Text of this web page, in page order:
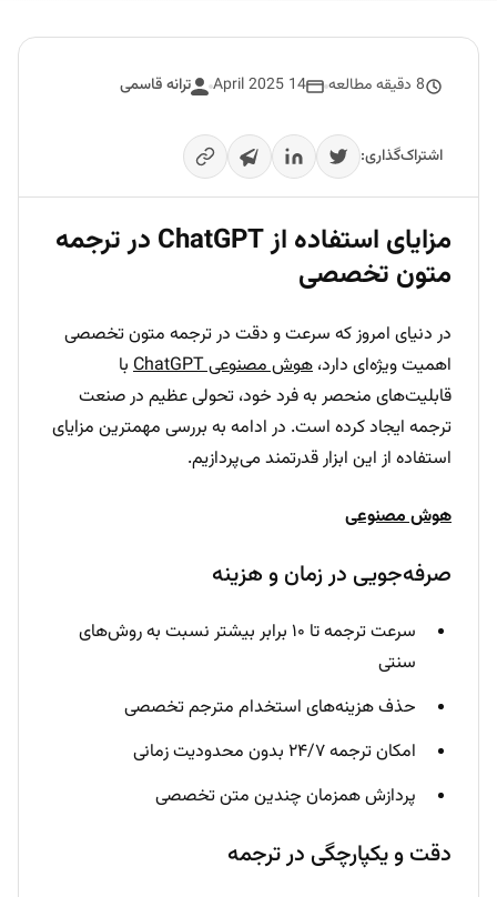
8 دقیقه مطالعه 14 April 2025 ترانه قاسمی
اشتراک‌گذاری:
مزایای استفاده از ChatGPT در ترجمه
متون تخصصی
در دنیای امروز که سرعت و دقت در ترجمه متون تخصصی
اهمیت ویژه‌ای دارد، هوش مصنوعی ChatGPT
با
قابلیت‌های منحصر به فرد خود، تحولی عظیم در صنعت
ترجمه ایجاد کرده است. در ادامه به بررسی مهمترین مزایای
استفاده از این ابزار قدرتمند می‌پردازیم.
هوش مصنوعی
صرفه‌جویی در زمان و هزینه
سرعت ترجمه تا ۱۰ برابر بیشتر نسبت به روش‌های
سنتی
حذف هزینه‌های استخدام مترجم تخصصی
امکان ترجمه ۲۴/۷ بدون محدودیت زمانی
پردازش همزمان چندین متن تخصصی
دقت و یکپارچگی در ترجمه